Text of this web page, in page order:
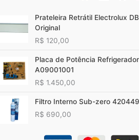
Prateleira Retrátil Electrolux
Original
R$ 120,00
Placa de Potência
A09001001
R$ 1.450,00
Filtro Interno Sub-zero
R$ 690,00